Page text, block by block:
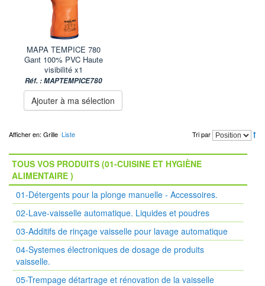
MAPA TEMPICE 780
Gant 100% PVC Haute
visibilité x1
Réf. : MAPTEMPICE780
Ajouter à ma sélection
Afficher en: Grille Liste Tri par
TOUS VOS PRODUITS (01-CUISINE ET HYGIÈNE
ALIMENTAIRE )
01-Détergents pour la plonge manuelle - Accessoires.
02-Lave-vaisselle automatique. Liquides et poudres
03-Additifs de rinçage vaisselle pour lavage automatique
04-Systemes électroniques de dosage de produits
vaisselle.
05-Trempage détartrage et rénovation de la vaisselle